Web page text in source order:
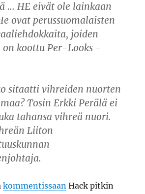
… HE eivät ole lainkaan
ovat perussuomalaisten
joiden
koottu Per-Looks -
sitaatti vihreiden nuorten
Tosin Erkki Perälä ei
tahansa vihreä nuori.
Liiton
kommentissaan Hack pitkin